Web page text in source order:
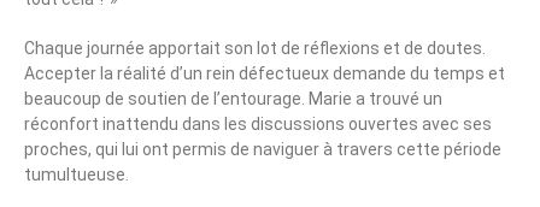
Chaque journée apportait son lot de réflexions et de doutes.
Accepter la réalité d’un rein défectueux demande du temps et
beaucoup de soutien de l’entourage. Marie a trouvé un
réconfort inattendu dans les discussions ouvertes avec ses
proches, qui lui ont permis de naviguer à travers cette période
tumultueuse.